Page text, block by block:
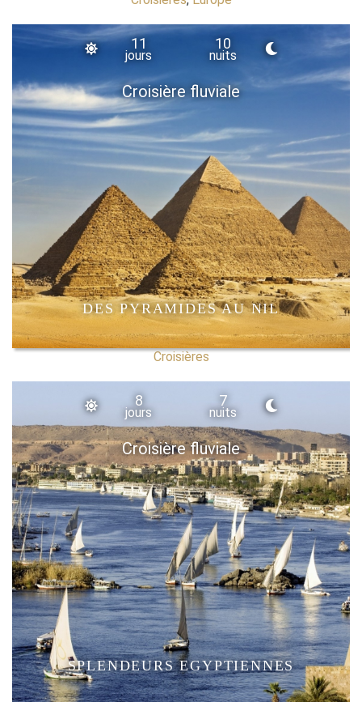
Croisière fluviale
11
jours
10
nuits
DES PYRAMIDES AU NIL
Croisières
Croisière fluviale
8
jours
7
nuits
SPLENDEURS EGYPTIENNES